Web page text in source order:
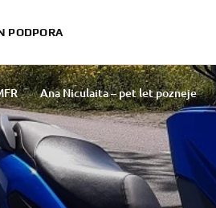
PODPORA
Ana Niculaita – pet let pozneje
Rasha Ibrahim Tavlibiyik Maiko Kawai